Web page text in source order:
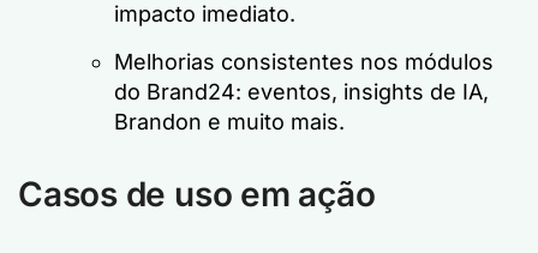
impacto imediato.
Melhorias consistentes nos módulos
do Brand24: eventos, insights de IA,
Brandon e muito mais.
Casos de uso em ação